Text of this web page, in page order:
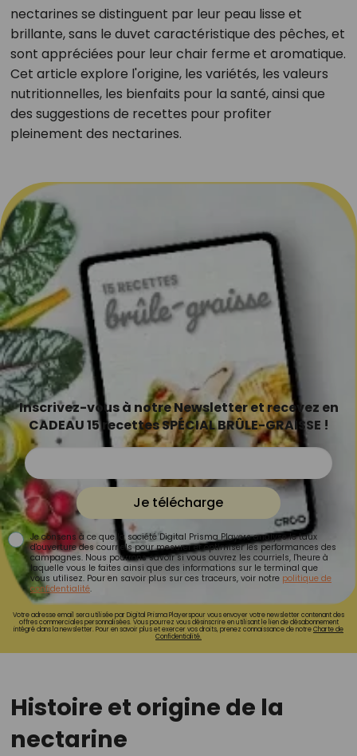
nectarines se distinguent par leur peau lisse et
brillante, sans le duvet caractéristique des pêches, et
sont appréciées pour leur chair ferme et aromatique.
Cet article explore l'origine, les variétés, les valeurs
nutritionnelles, les bienfaits pour la santé, ainsi que
des suggestions de recettes pour profiter
pleinement des nectarines.
Inscrivez-vous à notre Newsletter et recevez en
CADEAU 15 recettes SPÉCIAL BRÛLE-GRAISSE !
Je télécharge
Je consens à ce que la société Digital Prisma Players analyse le taux
d'ouverture des courriels pour mesurer et optimiser les performances des
campagnes. Nous pourrons savoir si vous ouvrez les courriels, l'heure à
laquelle vous le faites ainsi que des informations sur le terminal que
vous utilisez. Pour en savoir plus sur ces traceurs, voir notre politique de
confidentialité.
Votre adresse email sera utilisée par Digital Prisma Playerspour vous envoyer votre newsletter contenant des
offres commerciales personnalisées. Vous pourrez vous désinscrire en utilisant le lien de désabonnement
intégré dans la newsletter. Pour en savoir plus et exercer vos droits, prenez connaissance de notreCharte de
Confidentialité.
Histoire et origine de la
nectarine